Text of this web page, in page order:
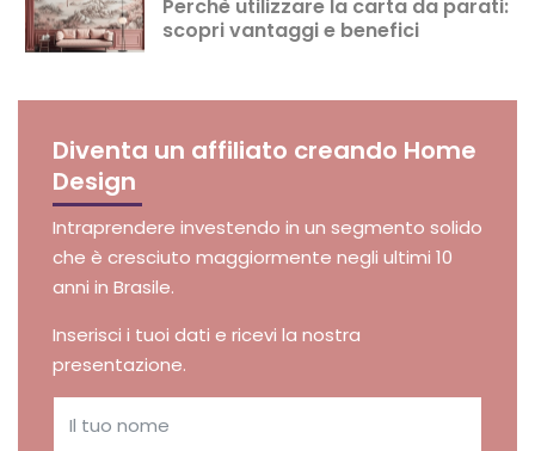
Diventa un affiliato creando Home
Design
Intraprendere investendo in un segmento solido
che è cresciuto maggiormente negli ultimi 10
anni in Brasile.
Inserisci i tuoi dati e ricevi la nostra
presentazione.
Perchè utilizzare la carta da parati:
scopri vantaggi e benefici